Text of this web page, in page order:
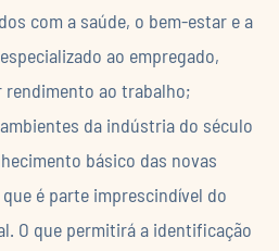
com a saúde, o bem-estar e a
ao empregado,
ao trabalho;
da indústria do século
básico das novas
é parte imprescindível do
O que permitirá a identificação